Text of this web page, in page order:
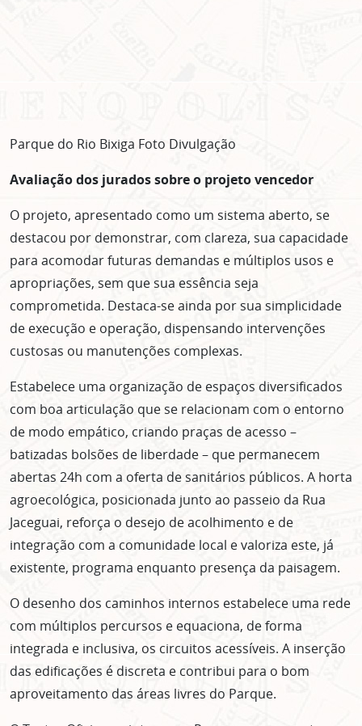
Parque do Rio Bixiga Foto Divulgação
Avaliação dos jurados sobre o projeto vencedor
O projeto, apresentado como um sistema aberto, se
destacou por demonstrar, com clareza, sua capacidade
para acomodar futuras demandas e múltiplos usos e
apropriações, sem que sua essência seja
comprometida. Destaca-se ainda por sua simplicidade
de execução e operação, dispensando intervenções
custosas ou manutenções complexas.
Estabelece uma organização de espaços diversificados
com boa articulação que se relacionam com o entorno
de modo empático, criando praças de acesso –
batizadas bolsões de liberdade – que permanecem
abertas 24h com a oferta de sanitários públicos. A horta
agroecológica, posicionada junto ao passeio da Rua
Jaceguai, reforça o desejo de acolhimento e de
integração com a comunidade local e valoriza este, já
existente, programa enquanto presença da paisagem.
O desenho dos caminhos internos estabelece uma rede
com múltiplos percursos e equaciona, de forma
integrada e inclusiva, os circuitos acessíveis. A inserção
das edificações é discreta e contribui para o bom
aproveitamento das áreas livres do Parque.